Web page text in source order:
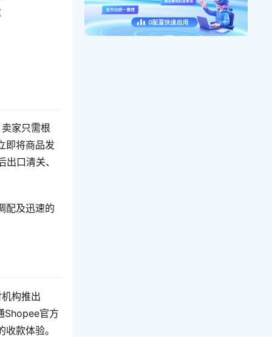
家只需根
即将商品发
口清关、
配及迅速的
构推出
Shopee官方
款体验。